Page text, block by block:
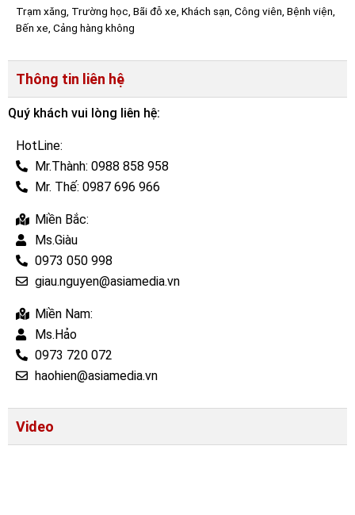
Trạm xăng, Trường học, Bãi đỗ xe, Khách sạn, Công viên, Bệnh viện,
Bến xe, Cảng hàng không
Thông tin liên hệ
Quý khách vui lòng liên hệ:
HotLine:
Mr.Thành: 0988 858 958
Mr. Thế: 0987 696 966
Miền Bắc:
Ms.Giàu
0973 050 998
giau.nguyen@asiamedia.vn
Miền Nam:
Ms.Hảo
0973 720 072
haohien@asiamedia.vn
Video